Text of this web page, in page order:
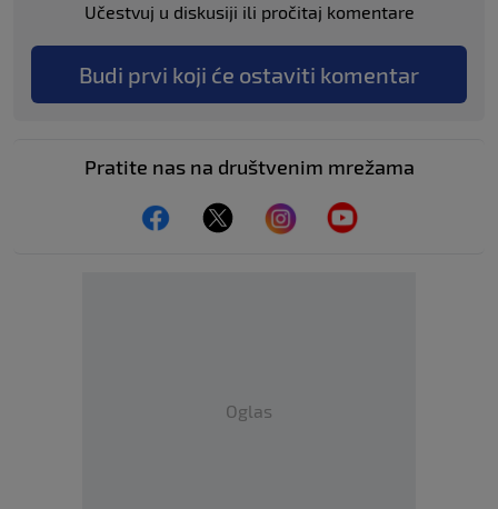
Učestvuj u diskusiji ili pročitaj komentare
Budi prvi koji će ostaviti komentar
Pratite nas na društvenim mrežama
Oglas